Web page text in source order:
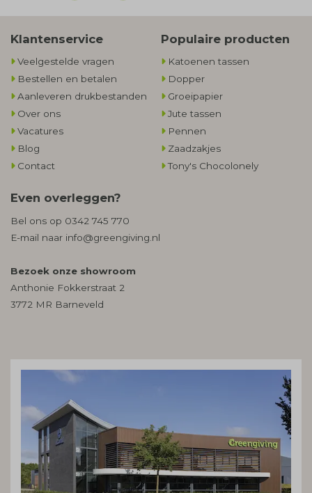
Klantenservice
Veelgestelde vragen
Bestellen en betalen
Aanleveren drukbestanden
Over ons
Vacatures
Blog
Contact
Populaire producten
Katoenen tassen
Dopper
Groeipapier
Jute tassen
Pennen
Zaadzakjes
Tony's Chocolonely
Even overleggen?
Bel ons op 0342 745 770
E-mail naar info@greengiving.nl
Bezoek onze showroom
Anthonie Fokkerstraat 2
3772 MR Barneveld